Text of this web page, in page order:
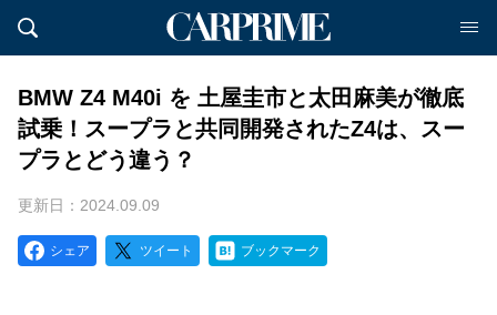
BMW Z4 M40i を 土屋圭市と太田麻美が徹底
試乗！スープラと共同開発されたZ4は、スー
プラとどう違う？
更新日：2024.09.09
シェア ツイート ブックマーク